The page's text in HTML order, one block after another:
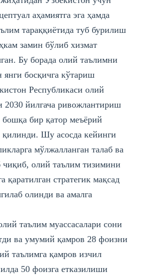
аҳамиятга эга ҳамда
тараққиётида туб бурилиш
замин бўлиб хизмат
Бу борада олий таълимни
янги босқичга кўтариш
Республикаси олий
2030 йилгача ривожлантириш
бошқа бир қатор меъёрий
қилинди. Шу асосда кейинги
мўлжалланган талаб ва
чиқиб, олий таълим тизимини
қаратилган стратегик мақсад
олинди ва амалга
таълим муассасалари сони
ва умумий қамров 28 фоизни
таълимга қамров изчил
50 фоизга етказилиши